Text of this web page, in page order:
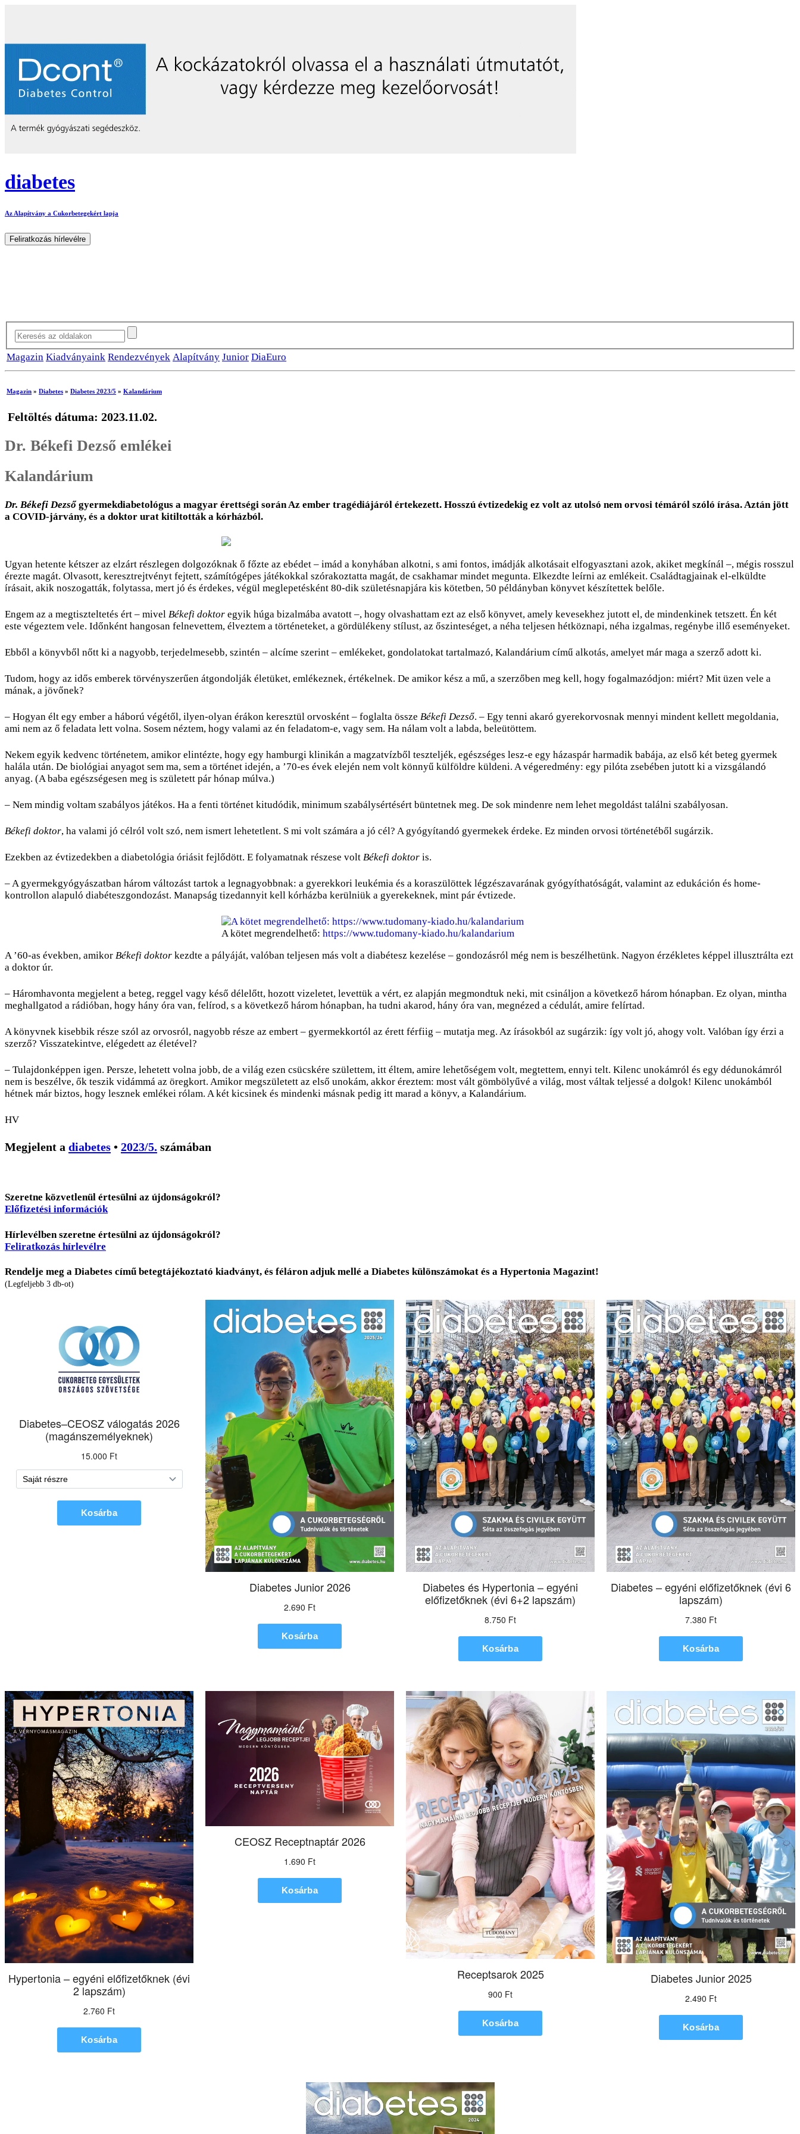
diabetes
Az Alapítvány a Cukorbetegekért lapja
Magazin Kiadványaink Rendezvények Alapítvány Junior DiaEuro
Magazin » Diabetes » Diabetes 2023/5 » Kalandárium
Feltöltés dátuma: 2023.11.02.
Dr. Békefi Dezső emlékei
Kalandárium
Dr. Békefi Dezsőgyermekdiabetológus a magyar érettségi során Az ember tragédiájáról értekezett. Hosszú évtizedekig ez volt az utolsó nem orvosi témáról szóló írása. Aztán jött
a COVID-járvány, és a doktor urat kitiltották a kórházból.
Ugyan hetente kétszer az elzárt részlegen dolgozóknak ő főzte az ebédet – imád a konyhában alkotni, s ami fontos, imádják alkotásait elfogyasztani azok, akiket megkínál –, mégis rosszul
érezte magát. Olvasott, keresztrejtvényt fejtett, számítógépes játékokkal szórakoztatta magát, de csakhamar mindet megunta. Elkezdte leírni az emlékeit. Családtagjainak el-elküldte
írásait, akik noszogatták, folytassa, mert jó és érdekes, végül meglepetésként 80-dik születésnapjára kis kötetben, 50 példányban könyvet készítettek belőle.
Engem az a megtiszteltetés ért – mivel Békefi doktor egyik húga bizalmába avatott –, hogy olvashattam ezt az első könyvet, amely kevesekhez jutott el, de mindenkinek tetszett. Én két
este végeztem vele. Időnként hangosan felnevettem, élveztem a történeteket, a gördülékeny stílust, az őszinteséget, a néha teljesen hétköznapi, néha izgalmas, regénybe illő eseményeket.
Ebből a könyvből nőtt ki a nagyobb, terjedelmesebb, szintén – alcíme szerint – emlékeket, gondolatokat tartalmazó, Kalandárium című alkotás, amelyet már maga a szerző adott ki.
Tudom, hogy az idős emberek törvényszerűen átgondolják életüket, emlékeznek, értékelnek. De amikor kész a mű, a szerzőben meg kell, hogy fogalmazódjon: miért? Mit üzen vele a
mának, a jövőnek?
– Hogyan élt egy ember a háború végétől, ilyen-olyan érákon keresztül orvosként – foglalta össze Békefi Dezső. – Egy tenni akaró gyerekorvosnak mennyi mindent kellett megoldania,
ami nem az ő feladata lett volna. Sosem néztem, hogy valami az én feladatom-e, vagy sem. Ha nálam volt a labda, beleütöttem.
Nekem egyik kedvenc történetem, amikor elintézte, hogy egy hamburgi klinikán a magzatvízből teszteljék, egészséges lesz-e egy házaspár harmadik babája, az első két beteg gyermek
halála után. De biológiai anyagot sem ma, sem a történet idején, a ’70-es évek elején nem volt könnyű külföldre küldeni. A végeredmény: egy pilóta zsebében jutott ki a vizsgálandó
anyag. (A baba egészségesen meg is született pár hónap múlva.)
– Nem mindig voltam szabályos játékos. Ha a fenti történet kitudódik, minimum szabálysértésért büntetnek meg. De sok mindenre nem lehet megoldást találni szabályosan.
Békefi doktor, ha valami jó célról volt szó, nem ismert lehetetlent. S mi volt számára a jó cél? A gyógyítandó gyermekek érdeke. Ez minden orvosi történetéből sugárzik.
Ezekben az évtizedekben a diabetológia óriásit fejlődött. E folyamatnak részese volt Békefi doktor is.
– A gyermekgyógyászatban három változást tartok a legnagyobbnak: a gyerekkori leukémia és a koraszülöttek légzészavarának gyógyíthatóságát, valamint az edukáción és home-
kontrollon alapuló diabéteszgondozást. Manapság tizedannyit kell kórházba kerülniük a gyerekeknek, mint pár évtizede.
A kötet megrendelhető: https://www.tudomany-kiado.hu/kalandarium
A ’60-as években, amikor Békefi doktor kezdte a pályáját, valóban teljesen más volt a diabétesz kezelése – gondozásról még nem is beszélhetünk. Nagyon érzékletes képpel illusztrálta ezt
a doktor úr.
– Háromhavonta megjelent a beteg, reggel vagy késő délelőtt, hozott vizeletet, levettük a vért, ez alapján megmondtuk neki, mit csináljon a következő három hónapban. Ez olyan, mintha
meghallgatod a rádióban, hogy hány óra van, felírod, s a következő három hónapban, ha tudni akarod, hány óra van, megnézed a cédulát, amire felírtad.
A könyvnek kisebbik része szól az orvosról, nagyobb része az embert – gyermekkortól az érett férfiig – mutatja meg. Az írásokból az sugárzik: így volt jó, ahogy volt. Valóban így érzi a
szerző? Visszatekintve, elégedett az életével?
– Tulajdonképpen igen. Persze, lehetett volna jobb, de a világ ezen csücskére születtem, itt éltem, amire lehetőségem volt, megtettem, ennyi telt. Kilenc unokámról és egy dédunokámról
nem is beszélve, ők teszik vidámmá az öregkort. Amikor megszületett az első unokám, akkor éreztem: most vált gömbölyűvé a világ, most váltak teljessé a dolgok! Kilenc unokámból
hétnek már biztos, hogy lesznek emlékei rólam. A két kicsinek és mindenki másnak pedig itt marad a könyv, a Kalandárium.
HV
Megjelent a diabetes • 2023/5. számában
Szeretne közvetlenül értesülni az újdonságokról?
Előfizetési információk
Hírlevélben szeretne értesülni az újdonságokról?
Feliratkozás hírlevélre
Rendelje meg a Diabetes című betegtájékoztató kiadványt, és féláron adjuk mellé a Diabetes különszámokat és a Hypertonia Magazint!
(Legfeljebb 3 db-ot)